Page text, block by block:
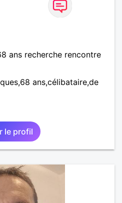
ans recherche rencontre
ans,célibataire,de
le profil